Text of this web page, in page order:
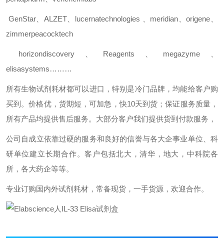
GenStar、 ALZET、 lucernatechnologies meridian 、origene
zimmerpeacocktech
horizondiscovery Reagents megazyme
elisasystems………
所有生物试剂耗材都可以进口，特别是冷门品牌，均能给客户购
买到。价格优，货期短，可加急，快10天到货；保证服务质量，
所有产品均提供售后服务。大部分客户我们提供货到付款服务，
公司自成立依靠过硬的服务和良好的信誉与各大企事业单位、科
研单位建立长期合作。客户包括北大，清华，地大，中科院各
所，各大药企等等。
专业订购国内外试剂耗材，常备现货，一手货源，欢迎合作。